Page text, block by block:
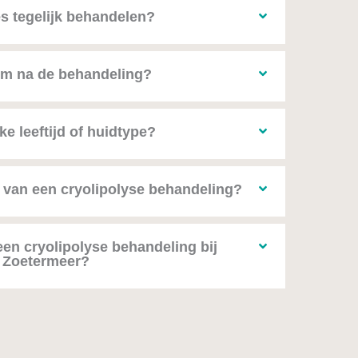
tegelijk behandelen?
na de behandeling?
leeftijd of huidtype?
een cryolipolyse behandeling?
cryolipolyse behandeling bij